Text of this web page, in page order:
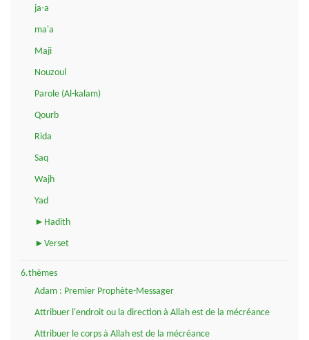
ja-a
ma'a
Maji
Nouzoul
Parole (Al-kalam)
Qourb
Rida
Saq
Wajh
Yad
►Hadith
►Verset
6.thèmes
Adam : Premier Prophète-Messager
Attribuer l'endroit ou la direction à Allah est de la mécréance
Attribuer le corps à Allah est de la mécréance